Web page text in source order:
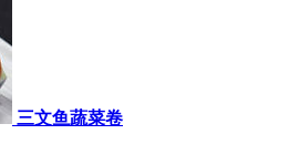
三文鱼蔬菜卷